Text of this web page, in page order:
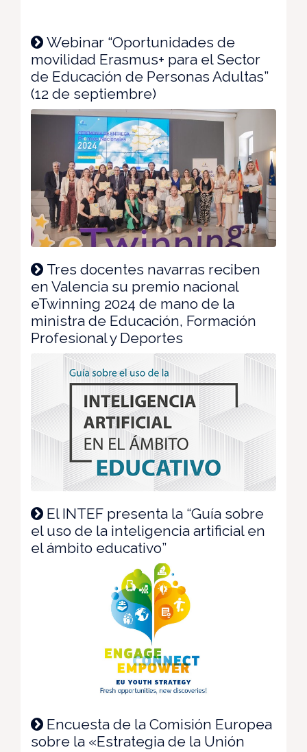
Webinar “Oportunidades de
movilidad Erasmus+ para el Sector
de Educación de Personas Adultas”
(12 de septiembre)
Tres docentes navarras reciben
en Valencia su premio nacional
eTwinning 2024 de mano de la
ministra de Educación, Formación
Profesional y Deportes
El INTEF presenta la “Guía sobre
el uso de la inteligencia artificial en
el ámbito educativo”
Encuesta de la Comisión Europea
sobre la «Estrategia de la Unión